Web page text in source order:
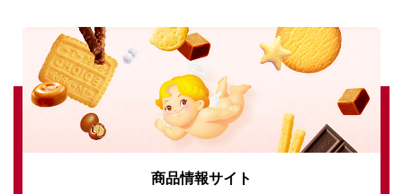
商品情報サイト